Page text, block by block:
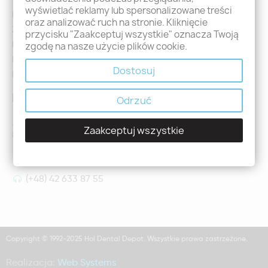
Logowanie
Załóż konto - Rejestracja
Moje zamówienia
Promocje
Nowości
Kontakt
Jeśli mają Państwo jakiekolwiek pytania prosimy o kontakt
holdental@holdental.pl
(+48) 42 633 87 55
Copyright © 1992-2025 Hol Dental Depot. Wszystkie prawa zastrzeżone.
Web Systems
wyświetlać reklamy lub spersonalizowane treści
oraz analizować ruch na stronie. Kliknięcie
przycisku "Zaakceptuj wszystkie" oznacza Twoją
zgodę na nasze użycie plików cookie.
Dostosuj
Odrzuć
Zaakceptuj wszystkie